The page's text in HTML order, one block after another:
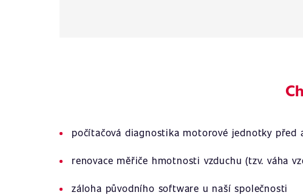
počítačová diagnostika motorové jednotky před
renovace měřiče hmotnosti vzduchu (tzv. váha
záloha původního software u naší společnosti